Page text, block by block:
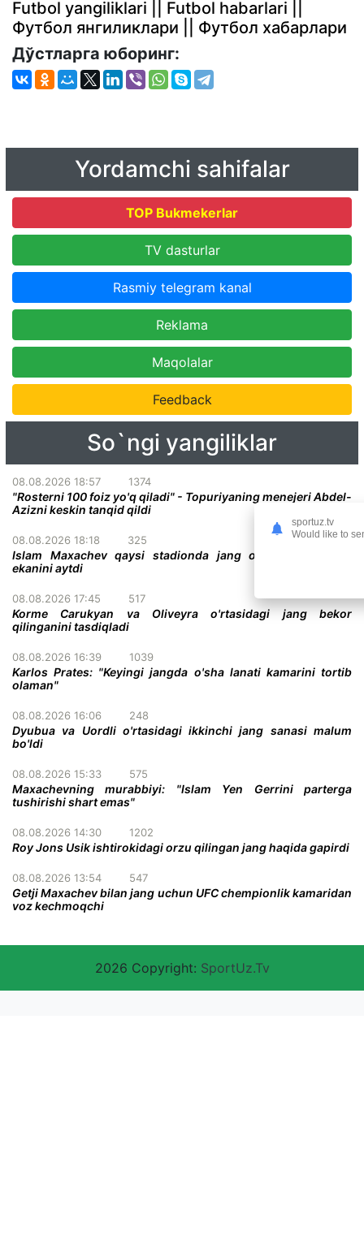
Futbol yangiliklari || Futbol habarlari ||
Футбол янгиликлари || Футбол хабарлари
Дўстларга юборинг:
Yordamchi sahifalar
TOP Bukmekerlar
TV dasturlar
Rasmiy telegram kanal
Reklama
Maqolalar
Feedback
So`ngi yangiliklar
08.08.2026 18:57 1374
"Rosterni 100 foiz yo'q qiladi" - Topuriyaning menejeri Abdel-
Azizni keskin tanqid qildi
08.08.2026 18:18 325
Islam Maxachev qaysi stadionda jang o'tkazish istagida
ekanini aytdi
08.08.2026 17:45 517
Korme Carukyan va Oliveyra o'rtasidagi jang bekor
qilinganini tasdiqladi
08.08.2026 16:39 1039
Karlos Prates: "Keyingi jangda o'sha lanati kamarini tortib
olaman"
08.08.2026 16:06 248
Dyubua va Uordli o'rtasidagi ikkinchi jang sanasi malum
bo'ldi
08.08.2026 15:33 575
Maxachevning murabbiyi: "Islam Yen Gerrini parterga
tushirishi shart emas"
08.08.2026 14:30 1202
Roy Jons Usik ishtirokidagi orzu qilingan jang haqida gapirdi
08.08.2026 13:54 547
Getji Maxachev bilan jang uchun UFC chempionlik kamaridan
voz kechmoqchi
2026 Copyright: SportUz.Tv
sportuz.tv
Would like to